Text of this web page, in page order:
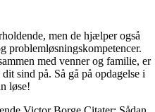
men de hjælper også
problemløsningskompetencer.
med venner og familie, er
sind på. Så gå på opdagelse i
løse!